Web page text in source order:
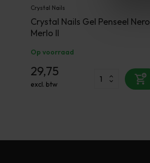
Crystal Nails
Crystal Nails Gel Penseel Nero
Merlo II
Op voorraad
29,75
excl. btw